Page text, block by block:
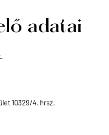
adatai
10329/4. hrsz.